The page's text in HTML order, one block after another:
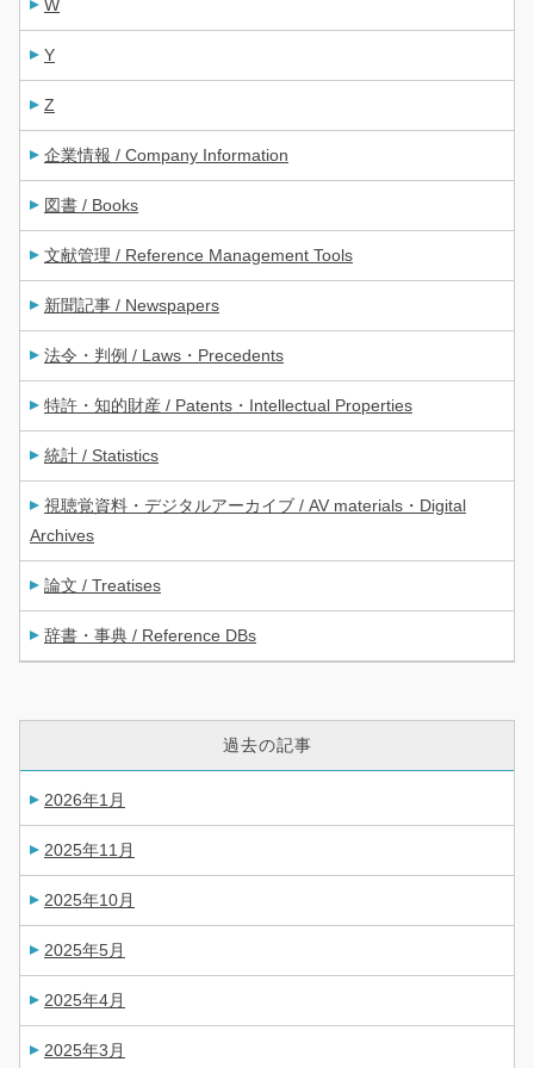
W
Y
Z
企業情報 / Company Information
図書 / Books
文献管理 / Reference Management Tools
新聞記事 / Newspapers
法令・判例 / Laws・Precedents
特許・知的財産 / Patents・Intellectual Properties
統計 / Statistics
視聴覚資料・デジタルアーカイブ / AV materials・Digital
Archives
論文 / Treatises
辞書・事典 / Reference DBs
過去の記事
2026年1月
2025年11月
2025年10月
2025年5月
2025年4月
2025年3月